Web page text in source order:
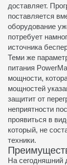
доставляет.
поставляется
оборудование
потребует
источника
Теми же
питания
мощности,
мощностей
защитит от
неприятности
проявиться в
который, не
техники.
На сегодняшний